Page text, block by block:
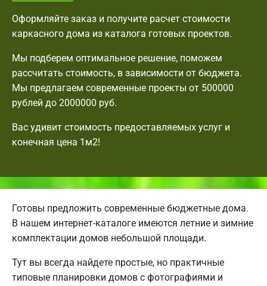
Оформляйте заказ и получите расчет стоимости
каркасного дома из каталога готовых проектов.
Мы подберем оптимальное решение, поможем
рассчитать стоимость, в зависимости от бюджета.
Мы предлагаем современные проекты от 500000
рублей до 2000000 руб.
Вас удивит стоимость предоставляемых услуг и
конечная цена 1м2!
Готовы предложить современные бюджетные дома.
В нашем интернет-каталоге имеются летние и зимние
комплектации домов небольшой площади.
Тут вы всегда найдете простые, но практичные
типовые планировки домов с фотографиями и